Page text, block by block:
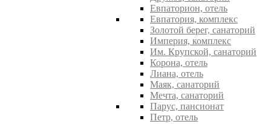
Евпаторион, отель
Евпатория, комплекс
Золотой берег, санаторий
Империя, комплекс
Им. Крупской, санаторий
Корона, отель
Лиана, отель
Маяк, санаторий
Мечта, санаторий
Парус, пансионат
Петр, отель